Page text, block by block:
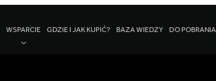
WSPARCIE GDZIE I JAK KUPIĆ? BAZA WIEDZY DO POBRANIA